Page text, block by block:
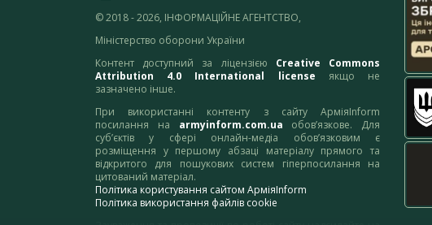
© 2018 - 2026, ІНФОРМАЦІЙНЕ АГЕНТСТВО,
Міністерство оборони України
Контент доступний за ліцензією Creative Commons
Attribution 4.0 International license якщо не
зазначено інше.
При використанні контенту з сайту АрміяInform
посилання на armyinform.com.ua обов’язкове. Для
суб’єктів у сфері онлайн-медіа обов’язковим є
розміщення у першому абзаці матеріалу прямого та
відкритого для пошукових систем гіперпосилання на
цитований матеріал.
Політика користування сайтом АрміяInform
Політика використання файлів cookie